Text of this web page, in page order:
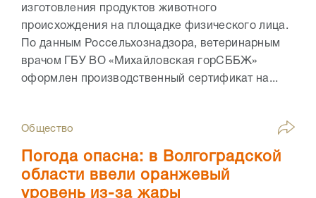
изготовления продуктов животного
происхождения на площадке физического лица.
По данным Россельхознадзора, ветеринарным
врачом ГБУ ВО «Михайловская горСББЖ»
оформлен производственный сертификат на...
Общество
Погода опасна: в Волгоградской
области ввели оранжевый
уровень из-за жары